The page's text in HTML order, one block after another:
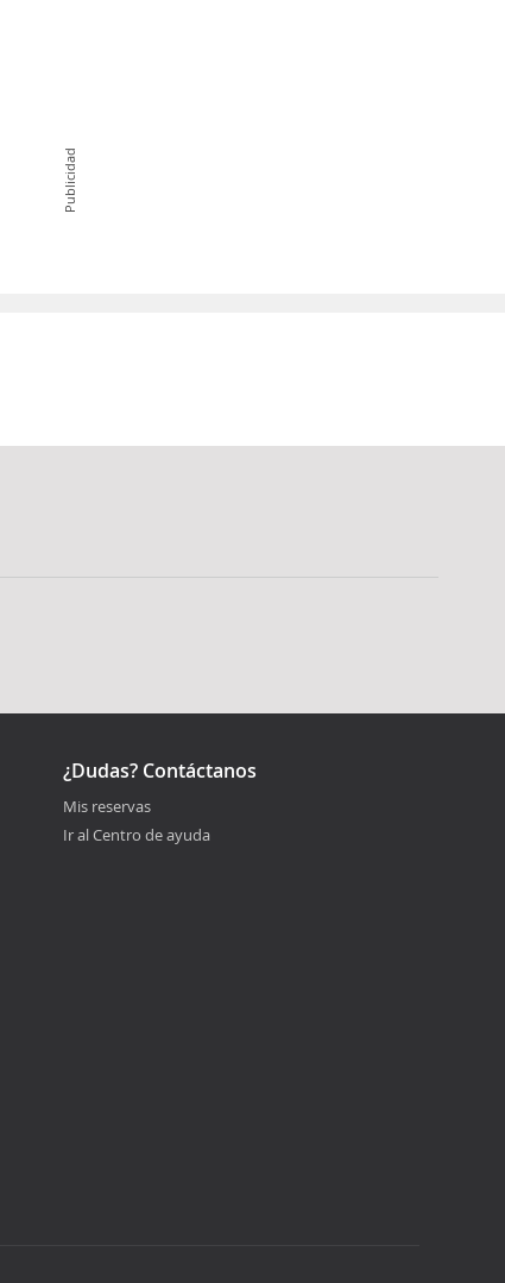
Publicidad
¿Dudas? Contáctanos
Mis reservas
Ir al Centro de ayuda